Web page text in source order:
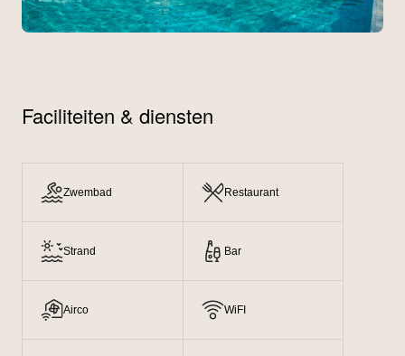
Faciliteiten & diensten
Zwembad Restaurant
Strand Bar
Airco WiFI